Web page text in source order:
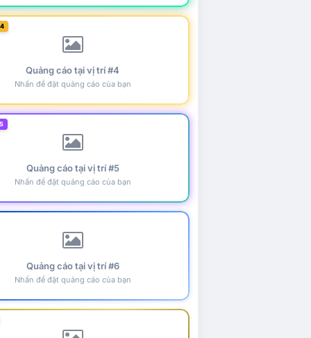
Quảng cáo tại vị trí #4
Nhấn để đặt quảng cáo của bạn
Quảng cáo tại vị trí #5
Nhấn để đặt quảng cáo của bạn
Quảng cáo tại vị trí #6
Nhấn để đặt quảng cáo của bạn